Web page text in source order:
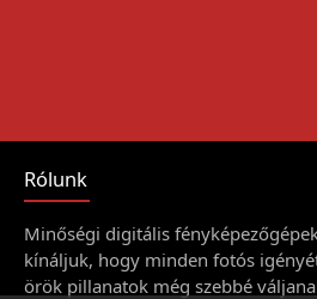
Rólunk
Minőségi digitális
kínáljuk, hogy minden fotós
örök pillanatok még szebbé